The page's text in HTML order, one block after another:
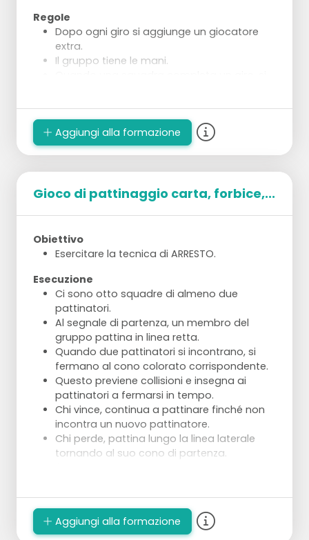
Regole
Dopo ogni giro si aggiunge un giocatore
extra.
Il gruppo tiene le mani.
suo contenitore iniziale in attesa che
l'ultimo giocatore abbia completato il suo
giro.
Aggiungi alla formazione
Gioco di pattinaggio carta, forbice,...
Obiettivo
Esercitare la tecnica di ARRESTO.
Esecuzione
Ci sono otto squadre di almeno due
pattinatori.
Al segnale di partenza, un membro del
gruppo pattina in linea retta.
Quando due pattinatori si incontrano, si
fermano al cono colorato corrispondente.
Questo previene collisioni e insegna ai
pattinatori a fermarsi in tempo.
Chi vince, continua a pattinare finché non
incontra un nuovo pattinatore.
Chi perde, pattina lungo la linea laterale
tornando al suo cono di partenza.
cono.
Dopo tre minuti, i giocatori di ogni squadra
si spostano una volta a destra ai coni blu.
Aggiungi alla formazione